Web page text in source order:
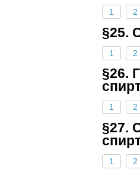
1 2
§25.
1 2
§26.
1 2
§27.
1 2